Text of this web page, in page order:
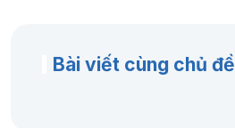
Bài viết cùng chủ đề